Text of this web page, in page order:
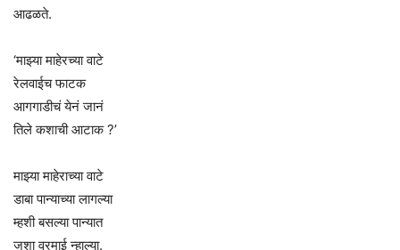
आढळते.
‘माझ्या माहेरच्या वाटे
रेलवाईच फाटक
आगगाडीचं येनं जानं
तिले कशाची आटाक ?’
माझ्या माहेराच्या वाटे
डाबा पान्याच्या लागल्या
म्हशी बसल्या पान्यात
जशा वरमाई न्हाल्या.